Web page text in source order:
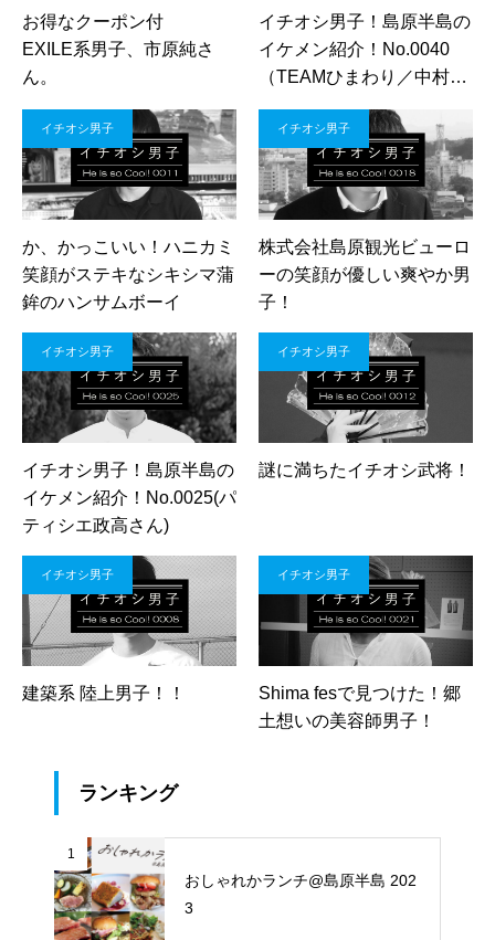
お得なクーポン付
EXILE系男子、市原純さ
ん。
イチオシ男子！島原半島の
イケメン紹介！No.0040
（TEAMひまわり／中村巽
イチオシ男子
か、かっこいい！ハニカミ
笑顔がステキなシキシマ蒲
鉾のハンサムボーイ
イチオシ男子
株式会社島原観光ビューロ
ーの笑顔が優しい爽やか男
子！
イチオシ男子
イチオシ男子！島原半島の
イケメン紹介！No.0025(パ
ティシエ政高さん)
イチオシ男子
謎に満ちたイチオシ武将！
イチオシ男子
建築系 陸上男子！！
イチオシ男子
Shima fesで見つけた！郷
土想いの美容師男子！
ランキング
1
おしゃれかランチ@島原半島 202
3